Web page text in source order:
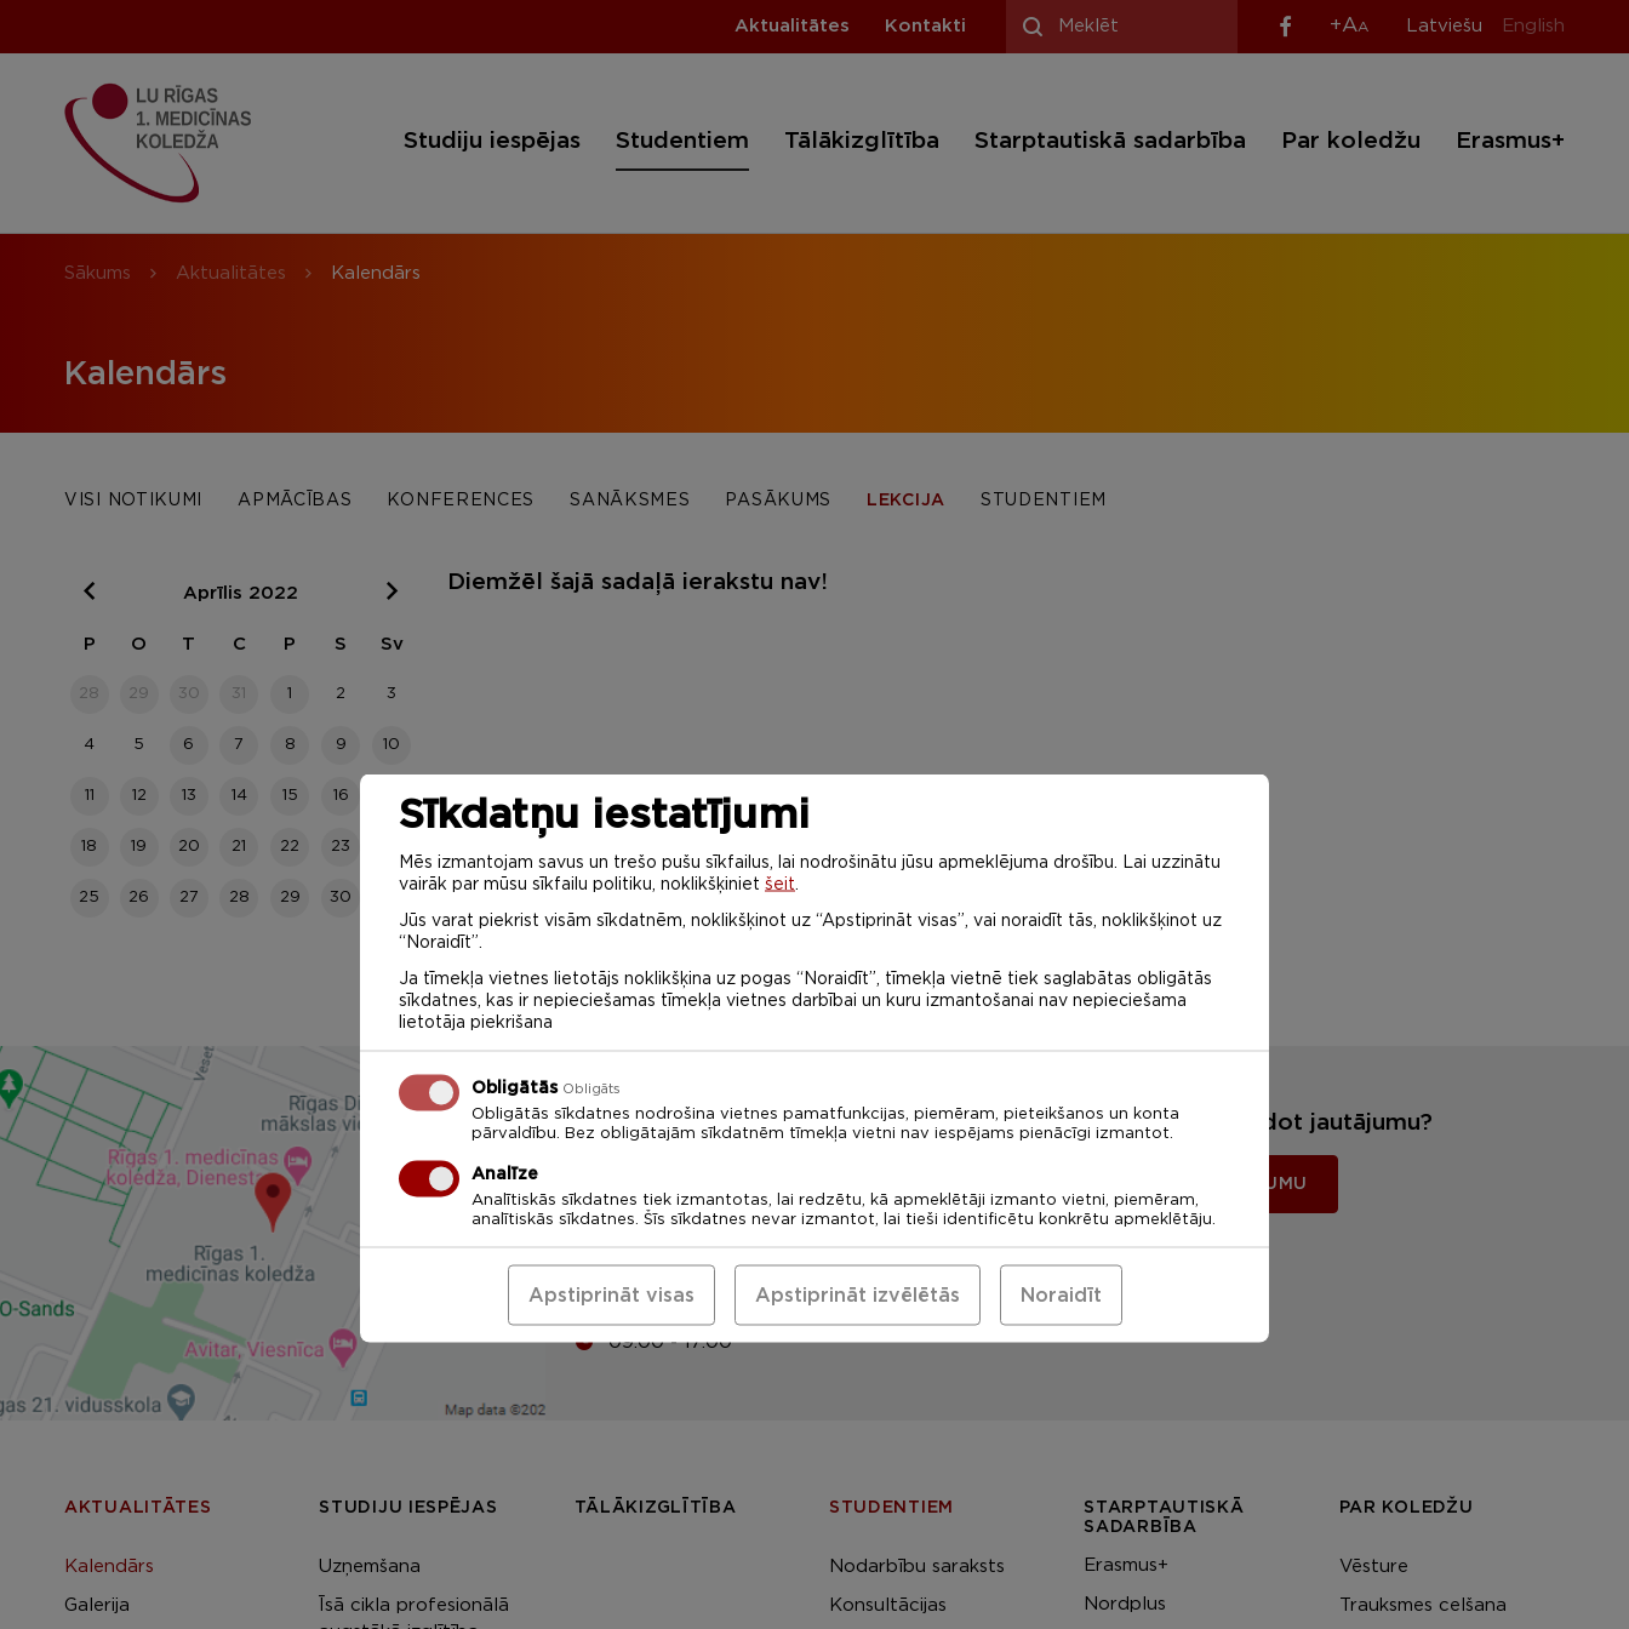
Aktualitātes Kontakti +AA Latviešu English
Studiju iespējas Studentiem Tālākizglītība Starptautiskā sadarbība Par koledžu Erasmus+
Sākums Aktualitātes Kalendārs
Kalendārs
VISI NOTIKUMI APMĀCĪBAS KONFERENCES SANĀKSMES PASĀKUMS LEKCIJA STUDENTIEM
Aprīlis 2022
P O T C P S Sv
28 29 30 31 1 2 3
4 5 6 7 8 9 10
11 12 13 14 15 16
18 19 20 21 22 23
25 26 27 28 29 30
Diemžēl šajā sadaļā ierakstu nav!
LU Rīgas 1. medicīnas koledža
67378094
Eadrese
Tomsona iela 37, Rīga, LV-1013
09:00 - 17:00
Vēlies mums uzdot jautājumu?
UZDOT JAUTĀJUMU
AKTUALITĀTES
Kalendārs
Galerija
STUDIJU IESPĒJAS
Uzņemšana
Īsā cikla profesionālā
TĀLĀKIZGLĪTĪBA STUDENTIEM
Nodarbību saraksts
Konsultācijas
STARPTAUTISKĀ
SADARBĪBA
Erasmus+
Nordplus
PAR KOLEDŽU
Vēsture
Trauksmes celšana
Sīkdatņu iestatījumi
Mēs izmantojam savus un trešo pušu sīkfailus, lai nodrošinātu jūsu apmeklējuma drošību. Lai uzzinātu
vairāk par mūsu sīkfailu politiku, noklikšķiniet šeit
Jūs varat piekrist visām sīkdatnēm, noklikšķinot uz “Apstiprināt visas”, vai noraidīt tās, noklikšķinot uz
“Noraidīt”.
Ja tīmekļa vietnes lietotājs noklikšķina uz pogas “Noraidīt”, tīmekļa vietnē tiek saglabātas obligātās
sīkdatnes, kas ir nepieciešamas tīmekļa vietnes darbībai un kuru izmantošanai nav nepieciešama
lietotāja piekrišana
Obligātās Obligāts
Obligātās sīkdatnes nodrošina vietnes pamatfunkcijas, piemēram, pieteikšanos un konta
pārvaldību. Bez obligātajām sīkdatnēm tīmekļa vietni nav iespējams pienācīgi izmantot.
Analīze
Analītiskās sīkdatnes tiek izmantotas, lai redzētu, kā apmeklētāji izmanto vietni, piemēram,
analītiskās sīkdatnes. Šīs sīkdatnes nevar izmantot, lai tieši identificētu konkrētu apmeklētāju.
Noraidīt
Apstiprināt izvēlētās
Apstiprināt visas